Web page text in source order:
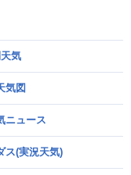
気
気図
ニュース
ス(実況天気)